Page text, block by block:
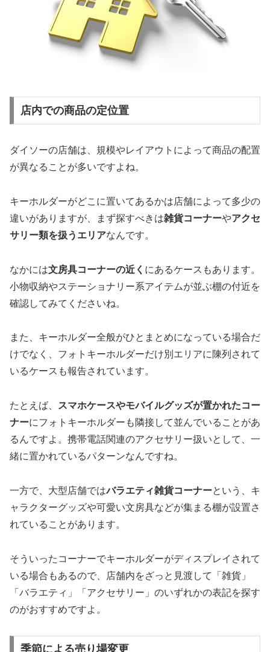
店内での商品の定位置
ダイソーの店舗は、規模やレイアウトによって商品の配置
が異なることが多いですよね。
キーホルダーがどこに置いてあるかは店舗によって多少の
違いがありますが、まず探すべきは雑貨コーナーやアクセ
サリー類を扱うエリアなんです。
なかには文房具コーナーの近く にあるケースもあります。
小物収納やステーショナリー系アイテムが並ぶ棚の付近を
確認してみてくださいね。
また、キーホルダー全般がひとまとめになっている場合だ
けでなく、フォトキーホルダーだけ別エリアに陳列されて
いるケースも報告されています。
たとえば、
スマホケースやモバイルグッズが置かれたコー
ナーにフォトキーホルダーも隣接して並んでいることがあ
るんですよ。携帯電話関連のアクセサリー扱いとして、一
緒に置かれているパターンなんですね。
一方で、大型店舗ではバラエティ雑貨コーナーという、キ
ャラクターグッズや可愛い文房具などが集まる棚が設置さ
れていることがあります。
そういったコーナーでキーホルダーがディスプレイされて
いる場合もあるので、店舗内をざっと見渡して「雑貨」
「バラエティ」「アクセサリー」のいずれかの表記を探す
のがおすすめですよ。
季節による売り場変更